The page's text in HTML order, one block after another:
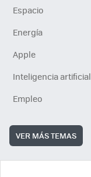
Espacio
Energía
Apple
Inteligencia artificial
Empleo
VER MÁS TEMAS